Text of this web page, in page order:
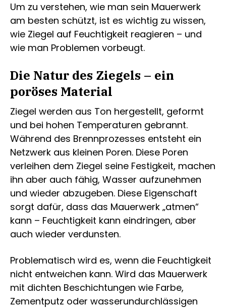
Um zu verstehen, wie man sein Mauerwerk
am besten schützt, ist es wichtig zu wissen,
wie Ziegel auf Feuchtigkeit reagieren – und
wie man Problemen vorbeugt.
Die Natur des Ziegels – ein
poröses Material
Ziegel werden aus Ton hergestellt, geformt
und bei hohen Temperaturen gebrannt.
Während des Brennprozesses entsteht ein
Netzwerk aus kleinen Poren. Diese Poren
verleihen dem Ziegel seine Festigkeit, machen
ihn aber auch fähig, Wasser aufzunehmen
und wieder abzugeben. Diese Eigenschaft
sorgt dafür, dass das Mauerwerk „atmen“
kann – Feuchtigkeit kann eindringen, aber
auch wieder verdunsten.
Problematisch wird es, wenn die Feuchtigkeit
nicht entweichen kann. Wird das Mauerwerk
mit dichten Beschichtungen wie Farbe,
Zementputz oder wasserundurchlässigen